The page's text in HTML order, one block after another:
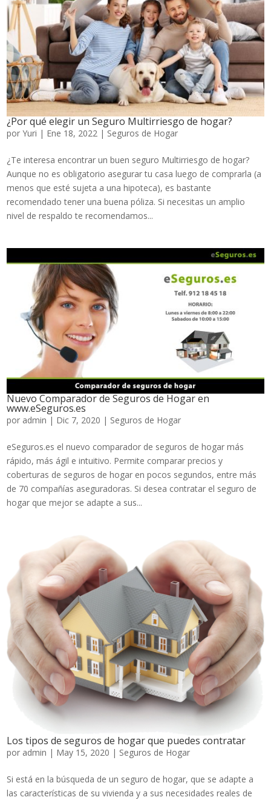
¿Por qué elegir un Seguro Multirriesgo de hogar?
porYuri | Ene 18, 2022 | Seguros de Hogar
¿Te interesa encontrar un buen seguro Multirriesgo de hogar?
Aunque no es obligatorio asegurar tu casa luego de comprarla (a
menos que esté sujeta a una hipoteca), es bastante
recomendado tener una buena póliza. Si necesitas un amplio
nivel de respaldo te recomendamos...
Nuevo Comparador de Seguros de Hogar en
www.eSeguros.es
por admin | Dic 7, 2020 | Seguros de Hogar
eSeguros.es el nuevo comparador de seguros de hogar más
rápido, más ágil e intuitivo. Permite comparar precios y
coberturas de seguros de hogar en pocos segundos, entre más
de 70 compañías aseguradoras. Si desea contratar el seguro de
hogar que mejor se adapte a sus...
Los tipos de seguros de hogar que puedes contratar
por admin | May 15, 2020 | Seguros de Hogar
Si está en la búsqueda de un seguro de hogar, que se adapte a
las características de su vivienda y a sus necesidades reales de